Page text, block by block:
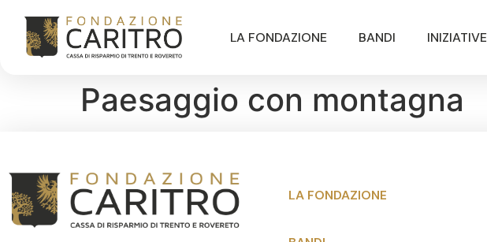
LA FONDAZIONE BANDI INIZIATIVE
Paesaggio con montagna
LA FONDAZIONE